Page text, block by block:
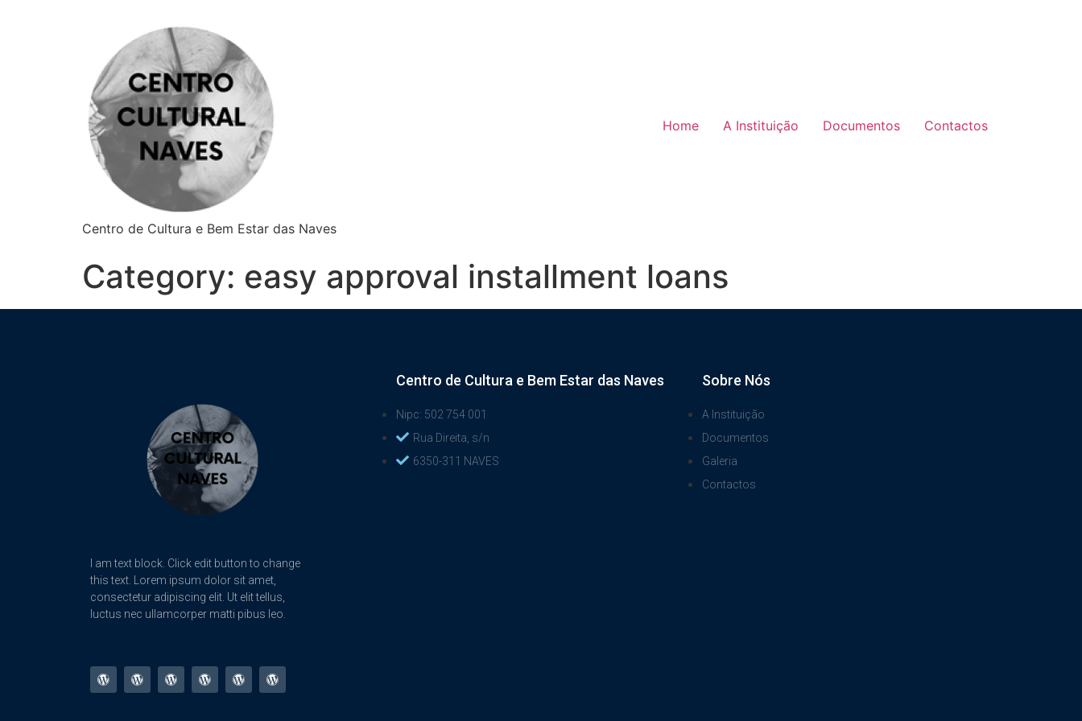
Centro de Cultura e Bem Estar das Naves
Home A Instituição Documentos Contactos
Category: easy approval installment loans
I am text block. Click edit button to change
this text. Lorem ipsum dolor sit amet,
consectetur adipiscing elit. Ut elit tellus,
luctus nec ullamcorper matti pibus leo.
Centro de Cultura e Bem Estar das Naves
Nipc: 502 754 001
Rua Direita, s/n
6350-311 NAVES
Sobre Nós
A Instituição
Documentos
Galeria
Contactos